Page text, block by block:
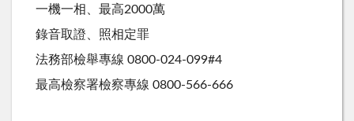
一機一相、最高2000萬
錄音取證、照相定罪
法務部檢舉專線 0800-024-099#4
最高檢察署檢察專線 0800-566-666